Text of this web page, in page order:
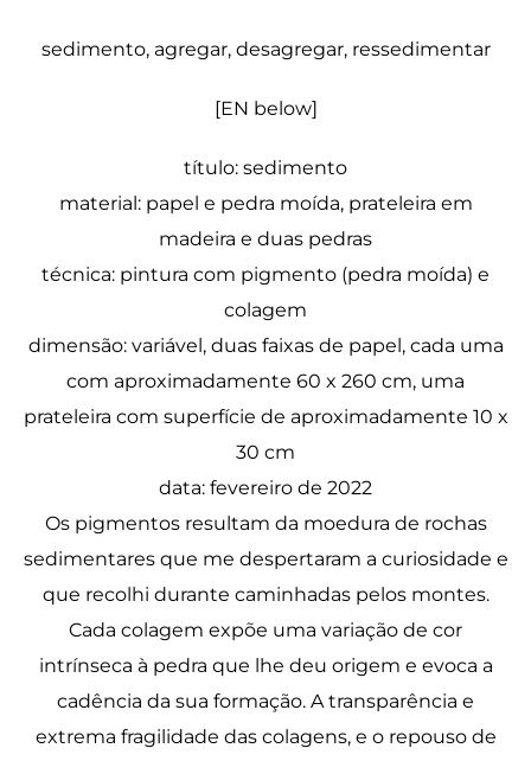
sedimento, agregar, desagregar, ressedimentar
[EN below]
título: sedimento
material: papel e pedra moída, prateleira em
madeira e duas pedras
técnica: pintura com pigmento (pedra moída) e
colagem
dimensão: variável, duas faixas de papel, cada uma
com aproximadamente 60 x 260 cm, uma
prateleira com superfície de aproximadamente 10 x
30 cm
data: fevereiro de 2022
Os pigmentos resultam da moedura de rochas
sedimentares que me despertaram a curiosidade e
que recolhi durante caminhadas pelos montes.
Cada colagem expõe uma variação de cor
intrínseca à pedra que lhe deu origem e evoca a
cadência da sua formação. A transparência e
extrema fragilidade das colagens, e o repouso de